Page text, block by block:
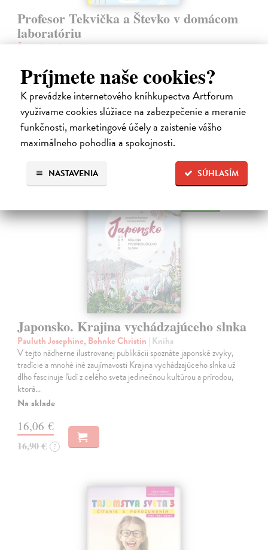
Príjmete naše cookies?
K prevádzke internetového kníhkupectva Artforum
využívame cookies slúžiace na zabezpečenie a meranie
funkčnosti, marketingové účely a zaistenie vášho
maximálneho pohodlia a spokojnosti.
SÚHLASÍM
NASTAVENIA
Profesor Tekvička a Števko v domácom
laboratóriu
Šušaníková Ivana| Kniha
recyklovaný papier aj dúhu? Vyskúšajte so svojimi deťmi tridsať
jednoduchých pokusov s bežnými predmetmi a materiálmi.
Na sklade
14,20 €
14,95 € ?
Japonsko. Krajina vychádzajúceho slnka
Pauluth Josephine, Bohnke Christin | Kniha
V tejto nádherne ilustrovanej publikácii spoznáte japonské zvyky,
tradície a mnohé iné zaujímavosti Krajina vychádzajúceho slnka už
dlho fascinuje ľudí z celého sveta jedinečnou kultúrou a prírodou,
ktorá…
Na sklade
16,06 €
16,90 € ?